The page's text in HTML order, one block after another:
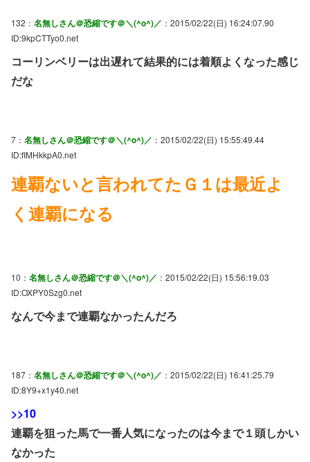
132： 名無しさん＠恐縮です＠＼(^o^)／ ：2015/02/22(日) 16:24:07.90
ID:9kpCTTyo0.net
コーリンベリーは出遅れて結果的には着順よくなった感じ
だな
7： 名無しさん＠恐縮です＠＼(^o^)／ ：2015/02/22(日) 15:55:49.44
ID:fIMHkkpA0.net
連覇ないと言われてたＧ１は最近よ
く連覇になる
10： 名無しさん＠恐縮です＠＼(^o^)／ ：2015/02/22(日) 15:56:19.03
ID:OXPY0Szg0.net
なんで今まで連覇なかったんだろ
187： 名無しさん＠恐縮です＠＼(^o^)／ ：2015/02/22(日) 16:41:25.79
ID:8Y9+x1y40.net
>>10
連覇を狙った馬で一番人気になったのは今まで１頭しかい
なかった